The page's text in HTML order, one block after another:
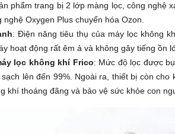
phẩm trang bị 2 lớp màng lọc, công nghệ
nghệ Oxygen Plus chuyển hóa Ozon.
: Điện năng tiêu thụ của máy lọc không
hoạt động rất êm ả và không gây tiếng ồn
lọc không khí Frico: Mức độ lọc được
lên đến 99%. Ngoài ra, thiết bị còn
khí thoáng đãng và bảo vệ sức khỏe con